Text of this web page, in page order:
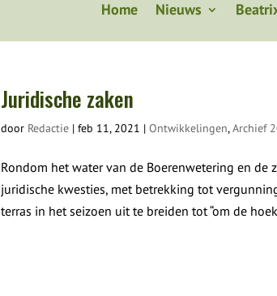
Home Nieuws
Juridische zaken
door Redactie | feb 11, 2021 | Ontwikkelingen,Archief
Rondom het water van de Boerenwetering en
juridische kwesties, met betrekking tot
terras in het seizoen uit te breiden tot “om de